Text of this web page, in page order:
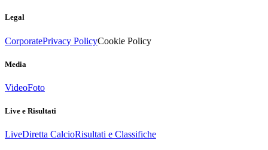
Legal
CorporatePrivacy PolicyCookie Policy
Media
VideoFoto
Live e Risultati
LiveDiretta CalcioRisultati e Classifiche